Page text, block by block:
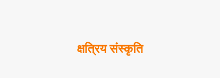
क्षत्रिय संस्कृति